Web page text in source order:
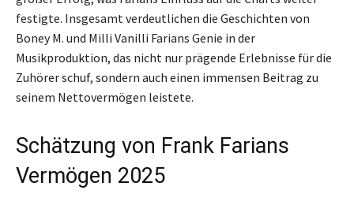
festigte. Insgesamt verdeutlichen die Geschichten von
Boney M. und Milli Vanilli Farians Genie in der
Musikproduktion, das nicht nur prägende Erlebnisse für die
Zuhörer schuf, sondern auch einen immensen Beitrag zu
seinem Nettovermögen leistete.
Schätzung von Frank Farians
Vermögen 2025